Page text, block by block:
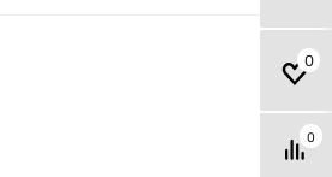
0
0